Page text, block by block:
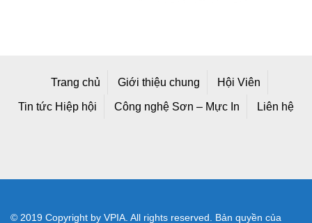
Trang chủ Giới thiệu chung Hội Viên
Tin tức Hiệp hội Công nghệ Sơn – Mực In Liên hệ
© 2019 Copyright by VPIA. All rights reserved. Bản quyền của